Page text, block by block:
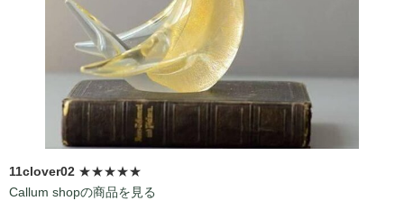
11clover02 ★★★★★
Callum shopの商品を見る